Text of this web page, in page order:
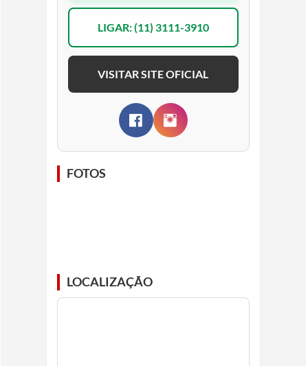
LIGAR: (11) 3111-3910
VISITAR SITE OFICIAL
FOTOS
LOCALIZAÇÃO